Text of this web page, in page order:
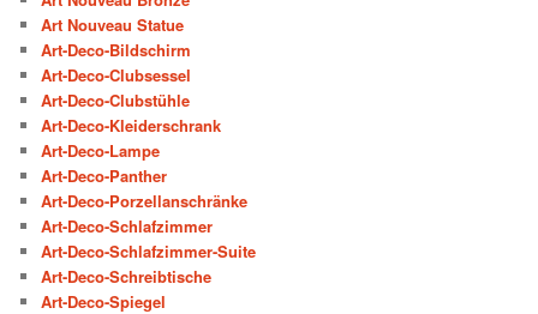
Art Nouveau Statue
Art-Deco-Bildschirm
Art-Deco-Clubsessel
Art-Deco-Clubstühle
Art-Deco-Kleiderschrank
Art-Deco-Lampe
Art-Deco-Panther
Art-Deco-Porzellanschränke
Art-Deco-Schlafzimmer
Art-Deco-Schlafzimmer-Suite
Art-Deco-Schreibtische
Art-Deco-Spiegel